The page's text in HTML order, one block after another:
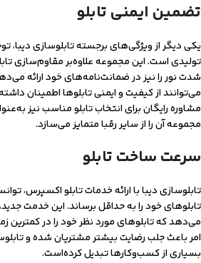
تضمین ایمنی تابلو
یکی دیگر از ویژگی‌های برجسته تابلوسازی دیبا،
تولیدی است. این مجموعه علاوه‌بر مقاوم‌سازی
شدت نور را نیز در ضمانت‌نامه‌های خود ارائه
می‌توانند از کیفیت و ایمنی تابلوها اطمینان
مشاوره رایگان برای انتخاب تابلو مناسب نیز
مجموعه آن را از سایر رقبا متمایز می‌سازد.
سرعت ساخت تابلو
تابلوسازی دیبا با ارائه خدمات تابلو اکسپرس،
تابلوهای خود را به حداقل برساند. این خدمت
می‌دهد که تابلوهای مورد نظر خود را در کمترین
امر باعث جلب رضایت بیشتر مشتریان شده و
بسیاری از کسب‌وکارها تبدیل کرده‌است.